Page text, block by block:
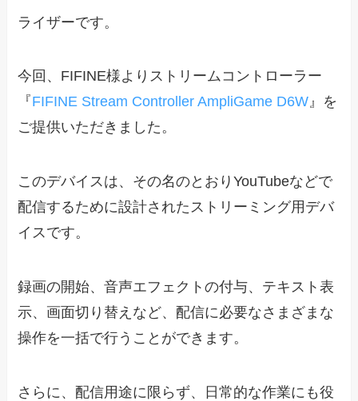
ライザーです。
今回、FIFINE様よりストリームコントローラー
『FIFINE Stream Controller AmpliGame D6W』を
ご提供いただきました。
このデバイスは、その名のとおりYouTubeなどで
配信するために設計されたストリーミング用デバ
イスです。
録画の開始、音声エフェクトの付与、テキスト表
示、画面切り替えなど、配信に必要なさまざまな
操作を一括で行うことができます。
さらに、配信用途に限らず、日常的な作業にも役